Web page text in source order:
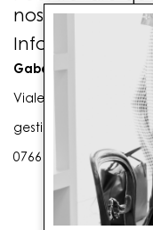
nostri punti
Info contatti
Gaballo Mario srl
Viale G. Matteotti n.
0766 25656